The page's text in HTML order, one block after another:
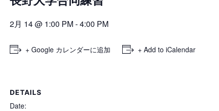
2月 14 @ 1:00 PM-4:00 PM
+ Google カレンダーに追加 + Add to iCalendar
DETAILS
Date: